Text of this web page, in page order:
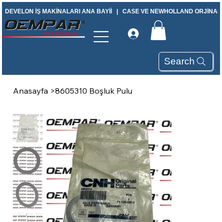
DEVELON İŞ MAKİNALARI ANA BAYİİ   |   CASE VE NEWHOLLAND
Search
Anasayfa >8605310 Boşluk Pulu